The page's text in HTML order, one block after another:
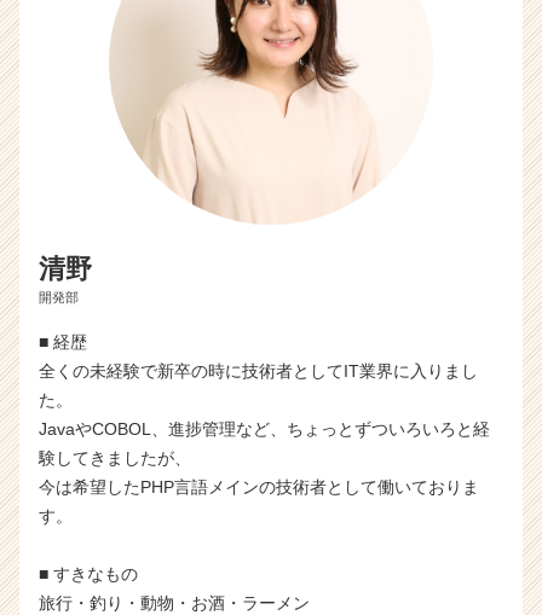
清野
開発部
■ 経歴
全くの未経験で新卒の時に技術者としてIT業界に入りまし
た。
JavaやCOBOL、進捗管理など、ちょっとずついろいろと経
験してきましたが、
今は希望したPHP言語メインの技術者として働いておりま
す。
■ すきなもの
旅行・釣り・動物・お酒・ラーメン